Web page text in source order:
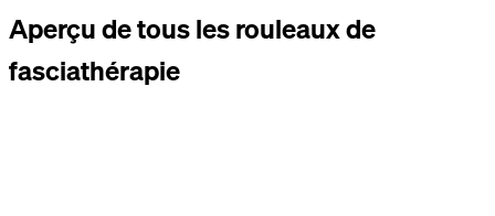
Aperçu de tous les rouleaux de
fasciathérapie